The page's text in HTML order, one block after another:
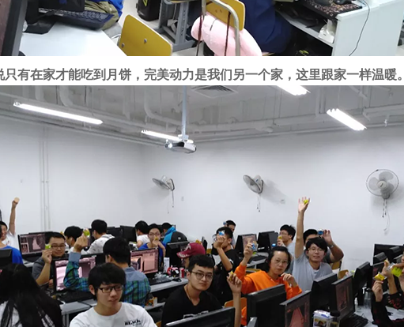
只有在家才能吃到月饼，完美动力是我们另一个家，这里跟家一样温暖。